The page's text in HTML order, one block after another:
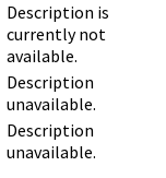
Description is
currently not
available.
Description
unavailable.
Description
unavailable.